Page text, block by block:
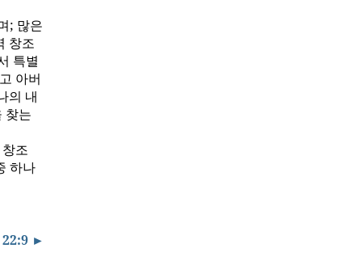
; 많은
창조
특별
아버
의 내
찾는
조
하나
22:9 ►